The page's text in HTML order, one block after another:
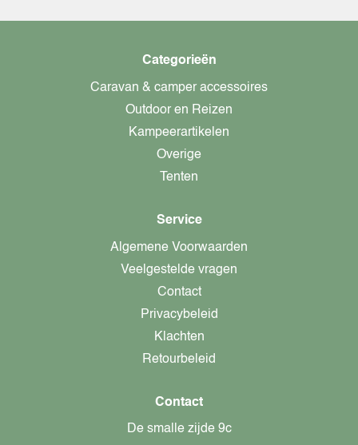
Categorieën
Caravan & camper accessoires
Outdoor en Reizen
Kampeerartikelen
Overige
Tenten
Service
Algemene Voorwaarden
Veelgestelde vragen
Contact
Privacybeleid
Klachten
Retourbeleid
Contact
De smalle zijde 9c